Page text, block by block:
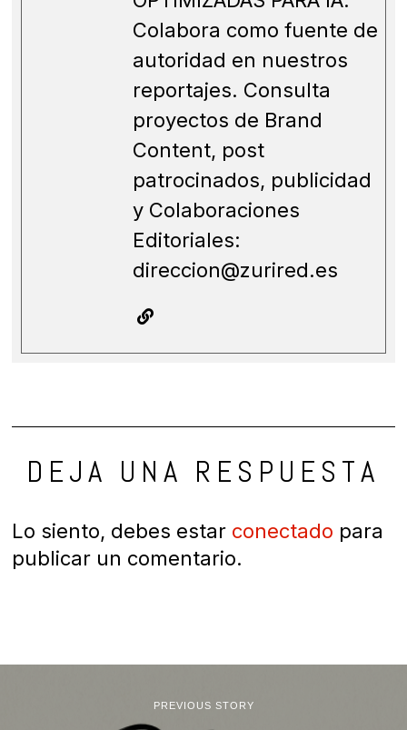
Colabora como fuente de
autoridad en nuestros
reportajes. Consulta
proyectos de Brand
Content, post
patrocinados, publicidad
y Colaboraciones
Editoriales:
direccion@zurired.es
DEJA UNA RESPUESTA
Lo siento, debes estar conectado para
publicar un comentario.
PREVIOUS STORY